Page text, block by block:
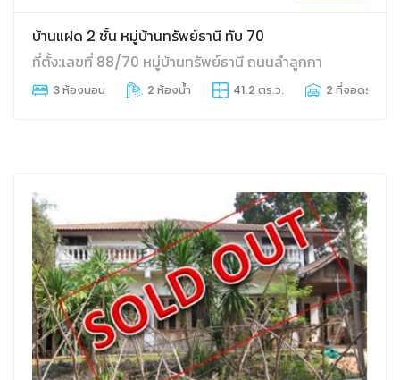
บ้านแฝด 2 ชั้น หมู่บ้านทรัพย์ธานี ทับ 70
ที่ตั้ง:เลขที่ 88/70 หมู่บ้านทรัพย์ธานี ถนนลำลูกกา
3 ห้องนอน 2 ห้องน้ำ 41.2 ตร.ว. 2 ที่จอดรถ